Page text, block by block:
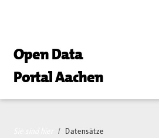
Open Data
Portal Aachen
Datensätze